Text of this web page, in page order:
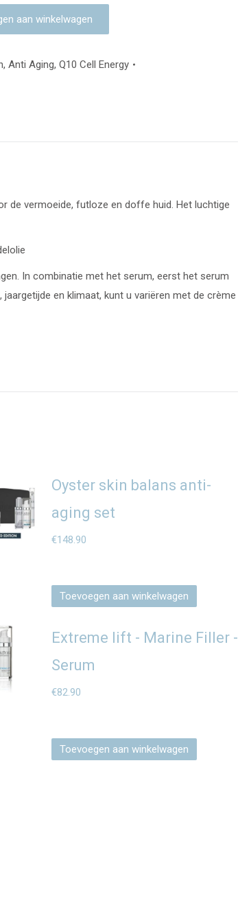
aan winkelwagen
, Anti Aging, Q10 Cell Energy
de vermoeide, futloze en doffe huid. Het luchtige
In combinatie met het serum, eerst het serum
en klimaat, kunt u variëren met de crème
Oyster skin balans anti-
aging set
€148.90
Toevoegen aan winkelwagen
Extreme lift - Marine Filler -
Serum
€82.90
Toevoegen aan winkelwagen